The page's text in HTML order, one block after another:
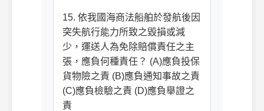
15. 依我國海商法船舶於發航後因
突失航行能力所致之毀損或減
少，運送人為免除賠償責任之主
張，應負何種責任？ (A)應負投保
貨物險之責 (B)應負通知事故之責
(C)應負檢驗之責 (D)應負舉證之
責